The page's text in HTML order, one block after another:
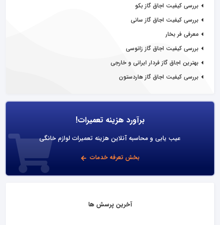
بررسی کیفیت اجاق گاز بکو
بررسی کیفیت اجاق گاز سانی
معرفی فر بخار
بررسی کیفیت اجاق گاز زانوسی
بهترین اجاق گاز فردار ایرانی و خارجی
بررسی کیفیت اجاق گاز هاردستون
برآورد هزینه تعمیرات!
عیب یابی و محاسبه آنلاین هزینه تعمیرات لوازم خانگی
بخش تعرفه خدمات
آخرین پرسش ها